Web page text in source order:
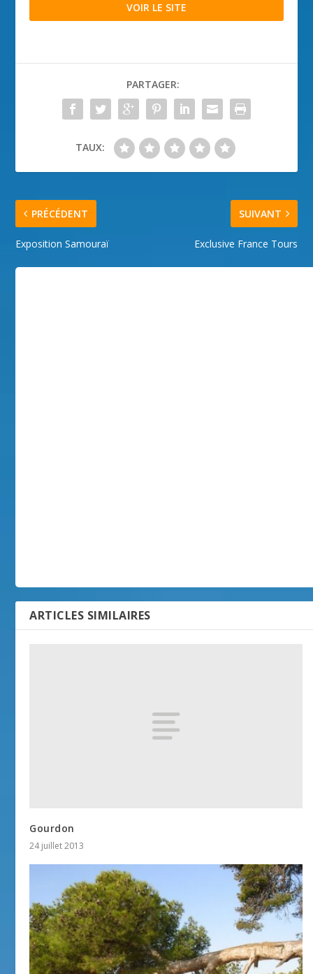
VOIR LE SITE
PARTAGER:
TAUX:
PRÉCÉDENT
Exposition Samouraï
SUIVANT
Exclusive France Tours
ARTICLES SIMILAIRES
Gourdon
24 juillet 2013